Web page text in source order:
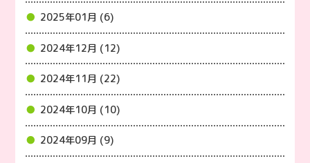
2025年01月 (6)
2024年12月 (12)
2024年11月 (22)
2024年10月 (10)
2024年09月 (9)